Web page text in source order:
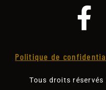
Politique de
Tous droits réservés